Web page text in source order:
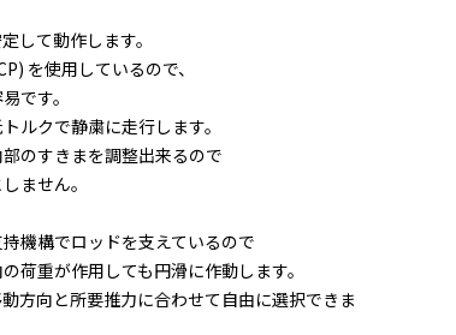
して動作します。
を使用しているので、
です。
ルクで静粛に走行します。
のすきまを調整出来るので
ません。
機構でロッドを支えているので
重が作用しても円滑に作動します。
方向と所要推力に合わせて自由に選択できま